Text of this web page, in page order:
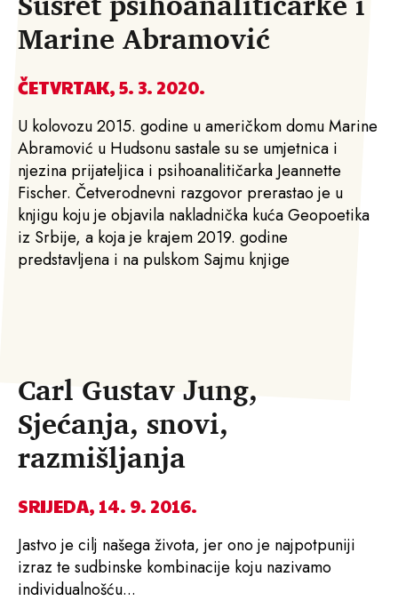
Marine Abramović
ČETVRTAK, 5. 3. 2020.
U kolovozu 2015. godine u američkom domu Marine
Abramović u Hudsonu sastale su se umjetnica i
njezina prijateljica i psihoanalitičarka Jeannette
Fischer. Četverodnevni razgovor prerastao je u
knjigu koju je objavila nakladnička kuća Geopoetika
iz Srbije, a koja je krajem 2019. godine
predstavljena i na pulskom Sajmu knjige
Carl Gustav Jung,
Sjećanja, snovi,
razmišljanja
SRIJEDA, 14. 9. 2016.
Jastvo je cilj našega života, jer ono je najpotpuniji
izraz te sudbinske kombinacije koju nazivamo
individualnošću...